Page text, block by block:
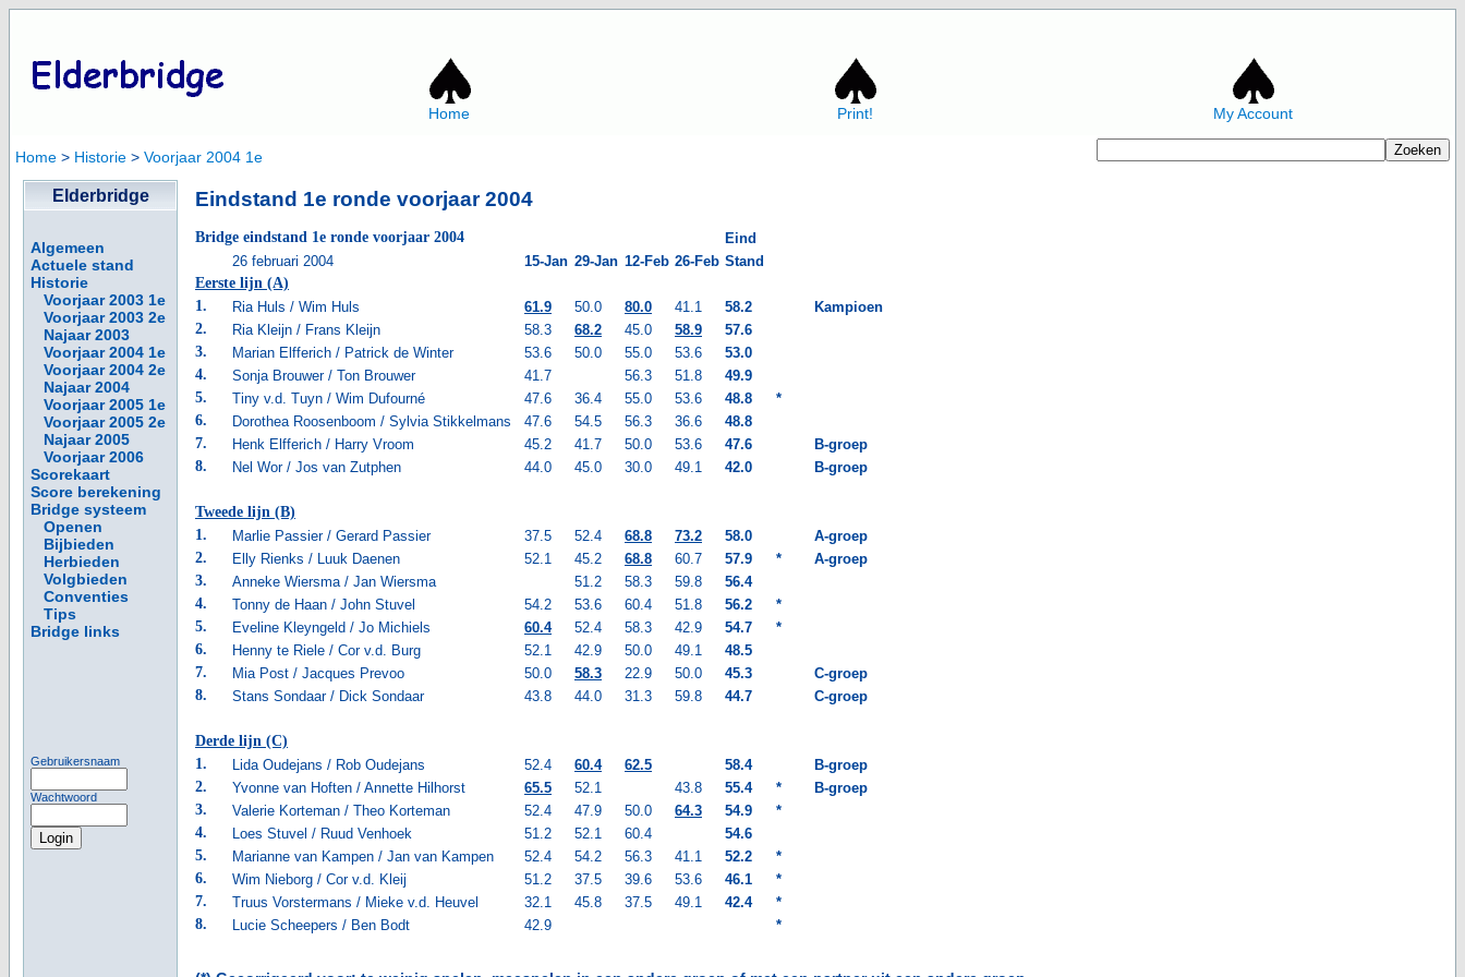
Home Print! My Account
Home > Historie > Voorjaar 2004 1e
Elderbridge
Algemeen
Actuele stand
Historie
Voorjaar 2003 1e
Voorjaar 2003 2e
Najaar 2003
Voorjaar 2004 1e
Voorjaar 2004 2e
Najaar 2004
Voorjaar 2005 1e
Voorjaar 2005 2e
Najaar 2005
Voorjaar 2006
Scorekaart
Score berekening
Bridge systeem
Openen
Bijbieden
Herbieden
Volgbieden
Conventies
Tips
Bridge links
Gebruikersnaam
Wachtwoord
Eindstand 1e ronde voorjaar 2004
Bridge eindstand 1e ronde voorjaar 2004
Eind
26 februari 2004
15-Jan 29-Jan 12-Feb 26-Feb Stand
Eerste lijn (A)
1.
Ria Huls / Wim Huls 61.9 50.0 80.0 41.1 58.2
Kampioen
2.
Ria Kleijn / Frans Kleijn 58.3 68.2 45.0 58.9
57.6
3.
Marian Elfferich / Patrick de Winter 53.6 50.0 55.0 53.6
53.0
4.
Sonja Brouwer / Ton Brouwer 41.7 56.3 51.8
49.9
5.
Tiny v.d. Tuyn / Wim Dufourné 47.6 36.4 55.0 53.6 48.8
*
6.
Dorothea Roosenboom / Sylvia Stikkelmans 47.6 54.5 56.3 36.6
48.8
7.
Henk Elfferich / Harry Vroom 45.2 41.7 50.0 53.6 47.6
B-groep
8.
Nel Wor / Jos van Zutphen 44.0 45.0 30.0 49.1 42.0 B-groep
Tweede lijn (B)
1.
Marlie Passier / Gerard Passier 37.5 52.4 68.8 73.2 58.0
A-groep
2.
Elly Rienks / Luuk Daenen 52.1 45.2 68.8 60.7 57.9 *
A-groep
3.
Anneke Wiersma / Jan Wiersma 51.2 58.3 59.8
56.4
4.
Tonny de Haan / John Stuvel 54.2 53.6 60.4 51.8 56.2
*
5.
Eveline Kleyngeld / Jo Michiels 60.4 52.4 58.3 42.9 54.7
*
6.
Henny te Riele / Cor v.d. Burg 52.1 42.9 50.0 49.1
48.5
7.
Mia Post / Jacques Prevoo 50.0 58.3 22.9 50.0 45.3
C-groep
8.
Stans Sondaar / Dick Sondaar 43.8 44.0 31.3 59.8 44.7 C-groep
Derde lijn (C)
1.
Lida Oudejans / Rob Oudejans 52.4 60.4 62.5 58.4
B-groep
2.
Yvonne van Hoften / Annette Hilhorst 65.5 52.1 43.8 55.4 *
B-groep
3.
Valerie Korteman / Theo Korteman 52.4 47.9 50.0 64.3 54.9
*
4.
Loes Stuvel / Ruud Venhoek 51.2 52.1 60.4
54.6
5.
Marianne van Kampen / Jan van Kampen 52.4 54.2 56.3 41.1 52.2
*
6.
Wim Nieborg / Cor v.d. Kleij 51.2 37.5 39.6 53.6 46.1
*
7.
Truus Vorstermans / Mieke v.d. Heuvel 32.1 45.8 37.5 49.1 42.4
*
8.
Lucie Scheepers / Ben Bodt 42.9 *